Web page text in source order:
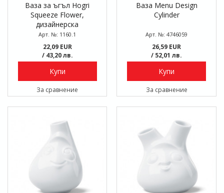
Ваза за ъгъл Hogri
Squeeze Flower,
дизайнерска
Арт. №: 1160.1
22,09 EUR
/ 43,20 лв.
Купи
За сравнение
Ваза Menu Design
Cylinder
Арт. №: 4746059
26,59 EUR
/ 52,01 лв.
Купи
За сравнение